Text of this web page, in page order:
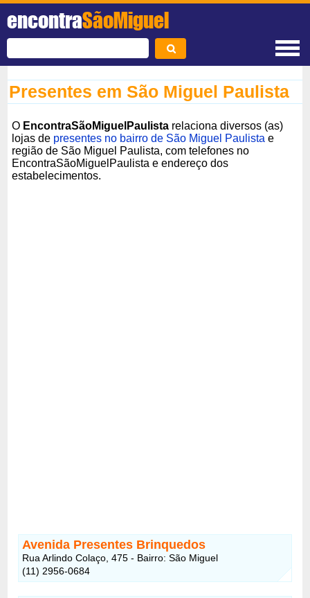
encontraSãoMiguel
Presentes em São Miguel Paulista
O EncontraSãoMiguelPaulista relaciona diversos (as)
lojas de presentes no bairro de São Miguel Paulista e
região de São Miguel Paulista, com telefones no
EncontraSãoMiguelPaulista e endereço dos
estabelecimentos.
Avenida Presentes Brinquedos
Rua Arlindo Colaço, 475 - Bairro: São Miguel
(11) 2956-0684